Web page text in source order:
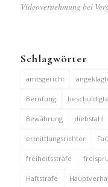
Videovernehmung bei
Schlagwörter
amtsgericht
Berufung
Bewährung diebstahl
ermittlungsrichter
freiheitsstrafe
Haftstrafe